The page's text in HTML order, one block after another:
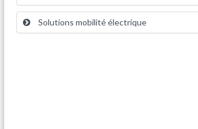
Solutions mobilité électrique